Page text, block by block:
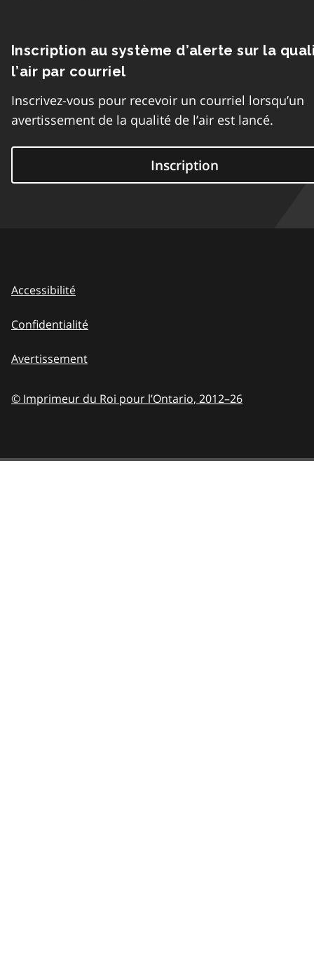
Inscription au système d’alerte sur la
l’air par courriel
Inscrivez-vous pour recevoir un courriel lorsqu’un
avertissement de la qualité de l’air est lancé.
Inscription
Accessibilité
Confidentialité
Avertissement
© Imprimeur du Roi pour l’Ontario, 2012–26